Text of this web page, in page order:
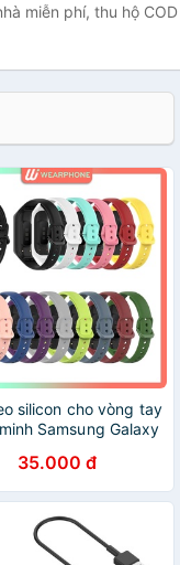
miễn phí, thu hộ COD
silicon cho vòng tay
Samsung Galaxy
35.000 đ